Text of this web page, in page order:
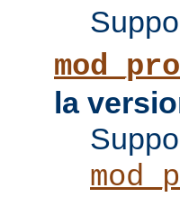
la